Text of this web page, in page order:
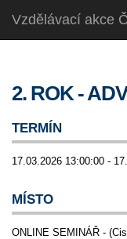
Vzdělávací akce
2. ROK -
TERMÍN
17.03.2026 13:00:00 -
MÍSTO
ONLINE SEMINÁŘ -